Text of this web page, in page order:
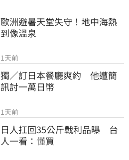
歐洲避暑天堂失守！地中海熱
到像溫泉
1天前
獨／訂日本餐廳爽約　他遭簡
訊討一萬日幣
1天前
日人扛回35公斤戰利品曝　台
人一看：懂買